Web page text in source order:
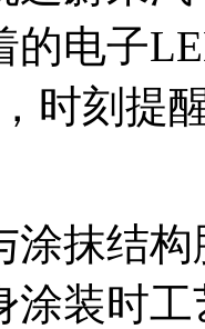
的电子
时刻提
抹结构
涂装时